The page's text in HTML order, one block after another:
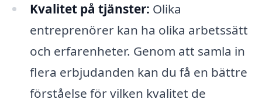
Kvalitet på tjänster: Olika
entreprenörer kan ha olika arbetssätt
och erfarenheter. Genom att samla in
flera erbjudanden kan du få en bättre
förståelse för vilken kvalitet de